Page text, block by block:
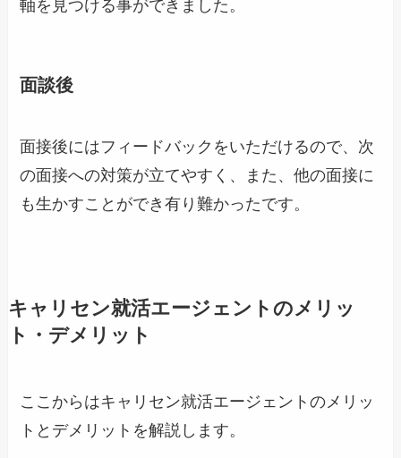
軸を見つける事ができました。
面談後
面接後にはフィードバックをいただけるので、次
の面接への対策が立てやすく、また、他の面接に
も生かすことができ有り難かったです。
キャリセン就活エージェントのメリッ
ト・デメリット
ここからはキャリセン就活エージェントのメリッ
トとデメリットを解説します。